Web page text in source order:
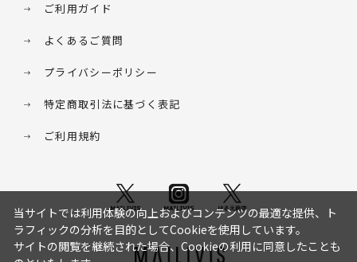
ご利用ガイド
よくあるご質問
プライバシーポリシー
特定商取引法に基づく表記
ご利用規約
当サイトでは利用体験の向上およびコンテンツの最適な提供、ト
ラフィックの分析を目的としてCookieを使用しています。
サイトの閲覧を継続された場合、Cookieの利用に同意したことも